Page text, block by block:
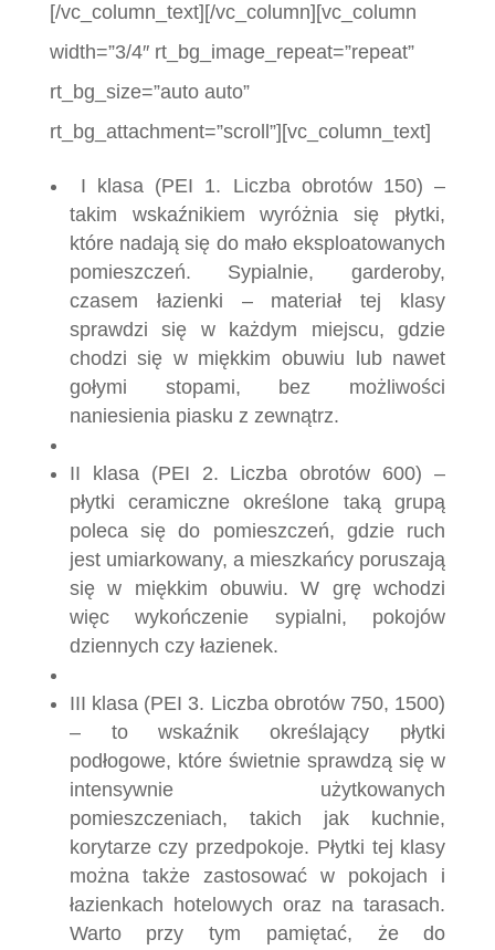
[/vc_column_text][/vc_column][vc_column
width=”3/4″ rt_bg_image_repeat=”repeat”
rt_bg_size=”auto auto”
rt_bg_attachment=”scroll”][vc_column_text]
I klasa (PEI 1. Liczba obrotów 150) –
takim wskaźnikiem wyróżnia się płytki,
które nadają się do mało eksploatowanych
pomieszczeń. Sypialnie, garderoby,
czasem łazienki – materiał tej klasy
sprawdzi się w każdym miejscu, gdzie
chodzi się w miękkim obuwiu lub nawet
gołymi stopami, bez możliwości
naniesienia piasku z zewnątrz.
II klasa (PEI 2. Liczba obrotów 600) –
płytki ceramiczne określone taką grupą
poleca się do pomieszczeń, gdzie ruch
jest umiarkowany, a mieszkańcy poruszają
się w miękkim obuwiu. W grę wchodzi
więc wykończenie sypialni, pokojów
dziennych czy łazienek.
III klasa (PEI 3. Liczba obrotów 750, 1500)
– to wskaźnik określający płytki
podłogowe, które świetnie sprawdzą się w
intensywnie użytkowanych
pomieszczeniach, takich jak kuchnie,
korytarze czy przedpokoje. Płytki tej klasy
można także zastosować w pokojach i
łazienkach hotelowych oraz na tarasach.
Warto przy tym pamiętać, że do